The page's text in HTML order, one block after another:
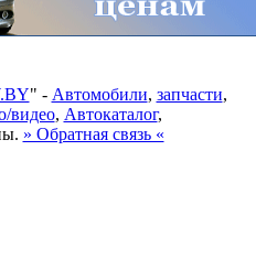
" - Автомобили, запчасти,
видео, Автокаталог,
» Обратная связь «